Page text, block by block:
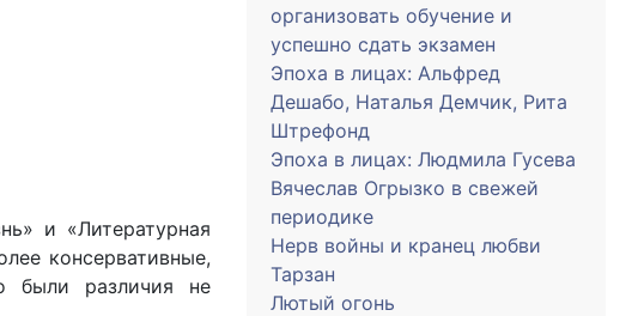
и «Литературная
консервативные,
были различия не
организовать обучение и
успешно сдать экзамен
Эпоха в лицах: Альфред
Дешабо, Наталья Демчик, Рита
Штрефонд
Эпоха в лицах: Людмила Гусева
Вячеслав Огрызко в свежей
периодике
Нерв войны и кранец любви
Тарзан
Лютый огонь